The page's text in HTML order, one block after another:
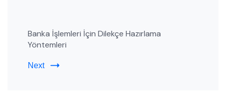
Banka İşlemleri İçin Dilekçe Hazırlama
Yöntemleri
Next